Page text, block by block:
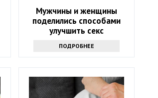
Мужчины и женщины
поделились способами
улучшить секс
ПОДРОБНЕЕ